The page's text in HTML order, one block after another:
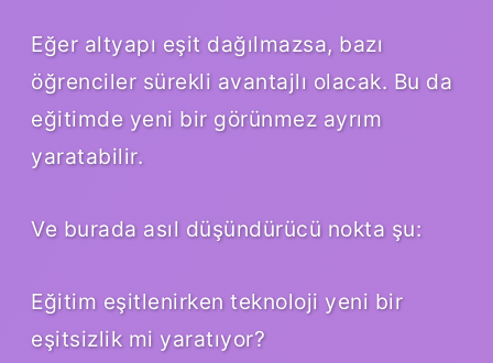
Eğer altyapı eşit dağılmazsa, bazı
öğrenciler sürekli avantajlı olacak. Bu da
eğitimde yeni bir görünmez ayrım
yaratabilir.
Ve burada asıl düşündürücü nokta şu:
Eğitim eşitlenirken teknoloji yeni bir
eşitsizlik mi yaratıyor?